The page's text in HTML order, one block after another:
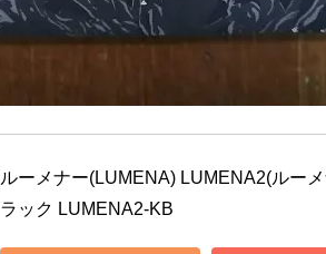
ルーメナー(LUMENA) LUMENA2(ルー
ラック LUMENA2-KB